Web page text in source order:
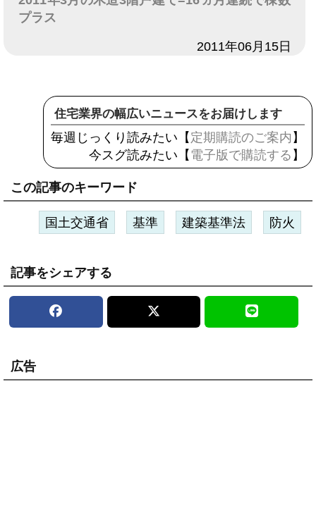
プラス
2011年06月15日
住宅業界の幅広いニュースをお届けします
毎週じっくり読みたい【 定期購読のご案内 】
今スグ読みたい【 電子版で購読する 】
この記事のキーワード
国土交通省 基準 建築基準法 防火
記事をシェアする
広告